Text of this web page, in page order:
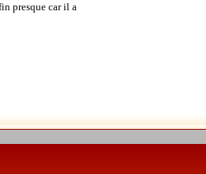
presque car il a